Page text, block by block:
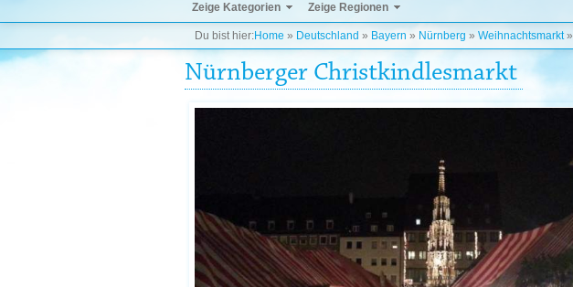
Zeige Kategorien Zeige Regionen
Du bist hier:Home » Deutschland » Bayern » Nürnberg » Weihnachtsmarkt»
Nürnberger Christkindlesmarkt